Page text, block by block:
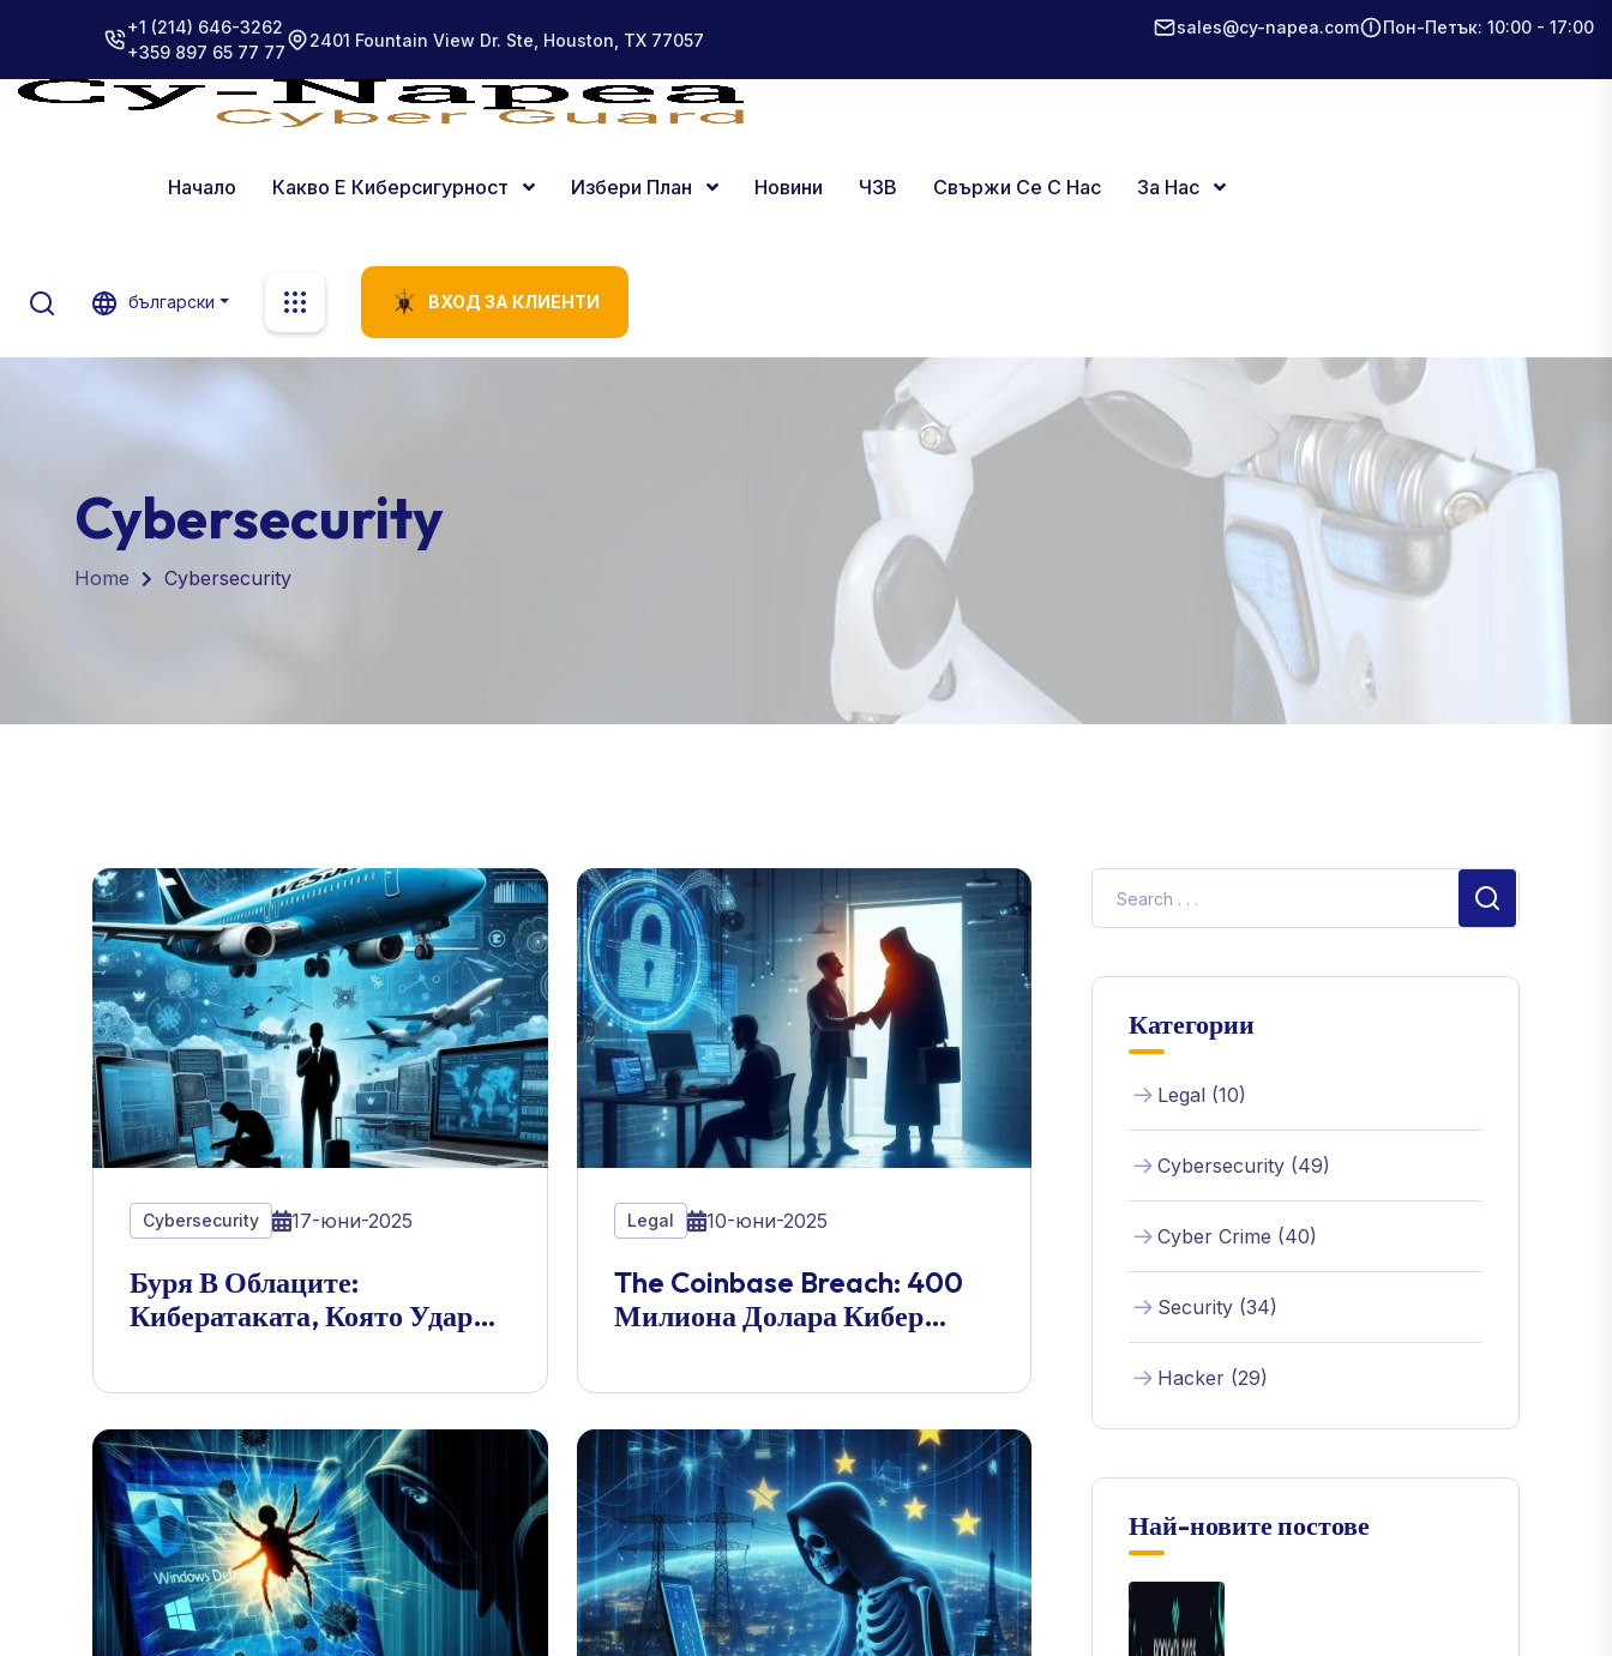
+1 (214) 646-3262
+359 897 65 77 77
2401 Fountain View Dr. Ste, Houston, TX 77057
sales@cy-napea.com Пон-Петък: 10:00 - 17:00
Начало Какво Е Киберсигурност Избери План Новини ЧЗВ Свържи Се С Нас За Нас
български ВХОД ЗА КЛИЕНТИ
Cybersecurity
Home Cybersecurity
Cybersecurity 17-юни-2025
Буря В Облаците:
Кибератаката, Която Удари
Legal 10-юни-2025
The Coinbase Breach: 400
Милиона Долара Кибер
Категории
Legal (10)
Cybersecurity (49)
Cyber Crime (40)
Security (34)
Hacker (29)
Най-новите постове